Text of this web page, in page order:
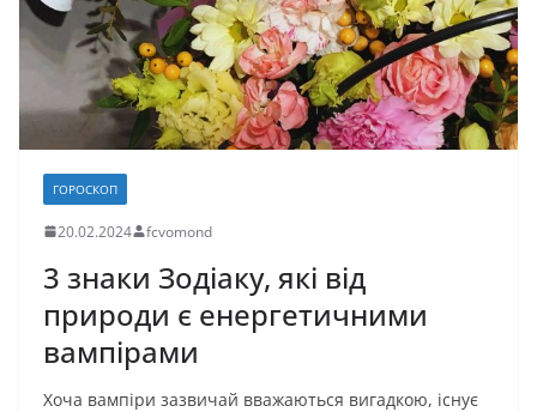
ГОРОСКОП
20.02.2024 fcvomond
3 знаки Зодіаку, які від
природи є енергетичними
вампірами
Хоча вампіри зазвичай вважаються вигадкою, існує